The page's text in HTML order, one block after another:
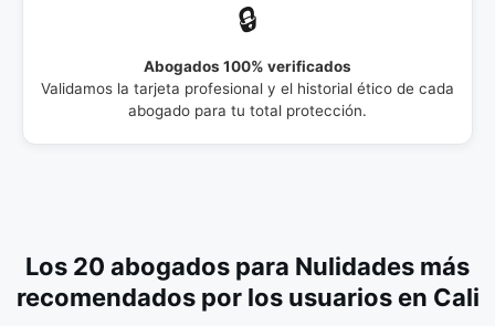
🔒
Abogados 100% verificados
Validamos la tarjeta profesional y el historial ético de cada
abogado para tu total protección.
Los 20 abogados para Nulidades más
recomendados por los usuarios en Cali